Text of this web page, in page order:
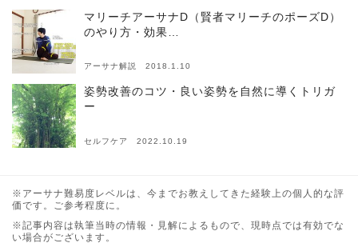
マリーチアーサナD（賢者マリーチのポーズD）
のやり方・効果…
アーサナ解説 2018.1.10
姿勢改善のコツ・良い姿勢を自然に導くトリガ
ー
セルフケア 2022.10.19
※アーサナ難易度レベルは、今までお教えしてきた経験上の個人的な評
価です。ご参考程度に。
※記事内容は執筆当時の情報・見解によるもので、現時点では有効でな
い場合がございます。